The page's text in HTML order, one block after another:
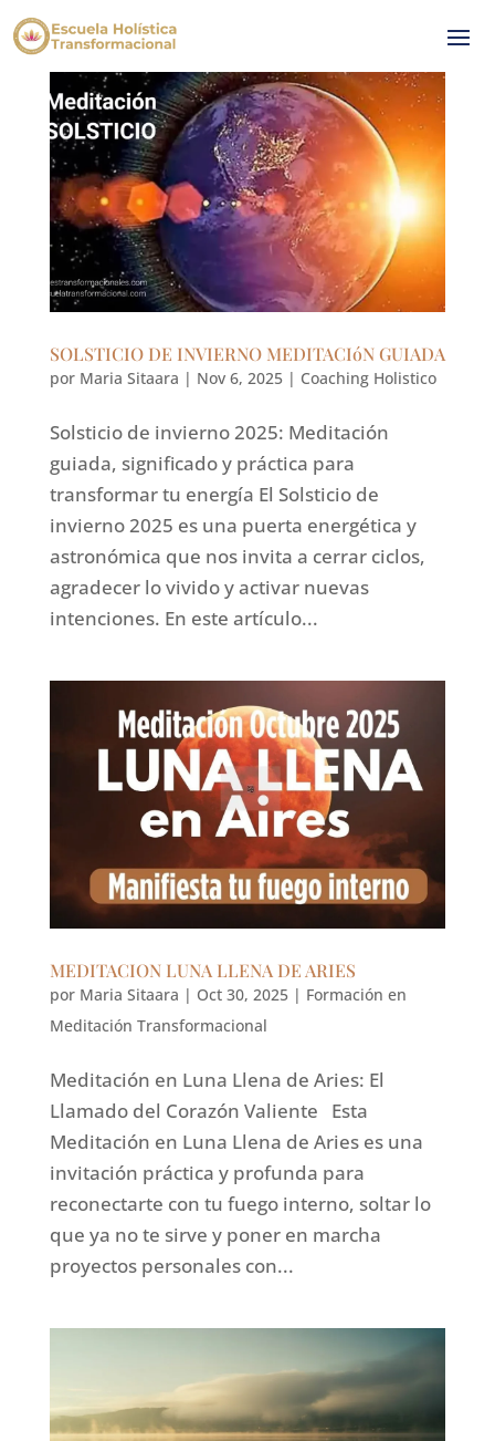
SOLSTICIO DE INVIERNO MEDITACIóN GUIADA
por Maria Sitaara | Nov 6, 2025| Coaching Holistico
Solsticio de invierno 2025: Meditación
guiada, significado y práctica para
transformar tu energía El Solsticio de
invierno 2025 es una puerta energética y
astronómica que nos invita a cerrar ciclos,
agradecer lo vivido y activar nuevas
intenciones. En este artículo...
MEDITACION LUNA LLENA DE ARIES
por Maria Sitaara | Oct 30, 2025| Formación en
Meditación Transformacional
Meditación en Luna Llena de Aries: El
Llamado del Corazón Valiente Esta
Meditación en Luna Llena de Aries es una
invitación práctica y profunda para
reconectarte con tu fuego interno, soltar lo
que ya no te sirve y poner en marcha
proyectos personales con...